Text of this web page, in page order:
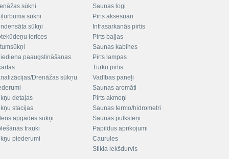
sūkņi
sūkņi
sūkņi
ierīces
paaugstināšanas
Drenāžas sūkņu
detaļas
stacijas
apgādes sūkņi
trauki
piederumi
Saunas logi
Pirts aksesuāri
Infrasarkanās pirtis
Pirts baļļas
Saunas kabīnes
Pirts lampas
Turku pirtis
Vadības paneļi
Saunas aromāti
Pirts akmeņi
Saunas termo/hidrometri
Saunas pulksteņi
Papildus aprīkojumi
Caurules
Stikla iekšdurvis